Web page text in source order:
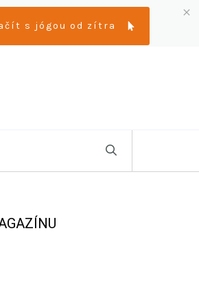
s jógou od zítra